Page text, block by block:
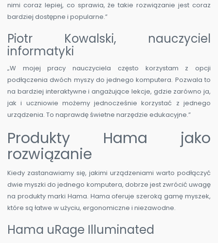
nimi coraz lepiej, co sprawia, że takie rozwiązanie jest coraz
bardziej dostępne i popularne.”
Piotr Kowalski, nauczyciel
informatyki
„W mojej pracy nauczyciela często korzystam z opcji
podłączenia dwóch myszy do jednego komputera. Pozwala to
na bardziej interaktywne i angażujące lekcje, gdzie zarówno ja,
jak i uczniowie możemy jednocześnie korzystać z jednego
urządzenia. To naprawdę świetne narzędzie edukacyjne.”
Produkty Hama jako
rozwiązanie
Kiedy zastanawiamy się, jakimi urządzeniami warto podłączyć
dwie myszki do jednego komputera, dobrze jest zwrócić uwagę
na produkty marki Hama. Hama oferuje szeroką gamę myszek,
które są łatwe w użyciu, ergonomiczne i niezawodne.
Hama uRage Illuminated